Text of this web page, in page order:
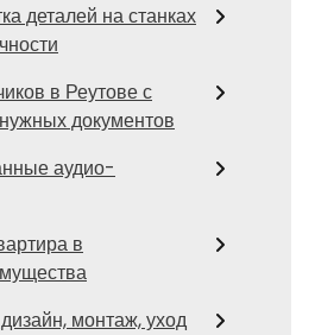
деталей на станках
в Реутове с
документов
аудио-
в
монтаж, уход